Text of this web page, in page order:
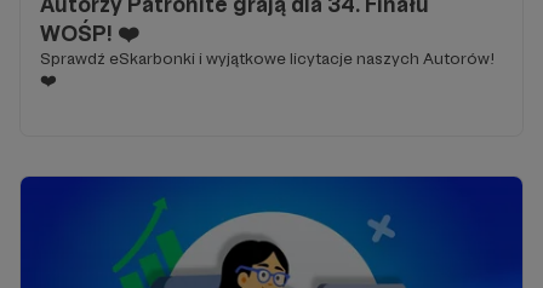
WOŚP! ❤️
Sprawdź eSkarbonki i wyjątkowe licytacje naszych Autorów!
❤️